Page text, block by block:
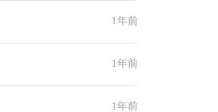
1年前
1年前
1年前